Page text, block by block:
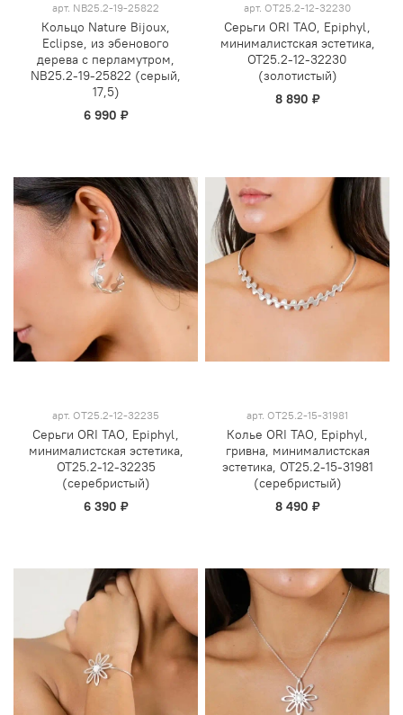
арт. NB25.2-19-25822
Кольцо Nature Bijoux,
Eclipse, из эбенового
дерева с перламутром,
NB25.2-19-25822 (серый,
17,5)
6 990 ₽
арт. OT25.2-12-32230
Серьги ORI TAO, Epiphyl,
минималистская эстетика,
OT25.2-12-32230
(золотистый)
8 890 ₽
арт. OT25.2-12-32235
Серьги ORI TAO, Epiphyl,
минималистская эстетика,
OT25.2-12-32235
(серебристый)
6 390 ₽
арт. OT25.2-15-31981
Колье ORI TAO, Epiphyl,
гривна, минималистская
эстетика, OT25.2-15-31981
(серебристый)
8 490 ₽